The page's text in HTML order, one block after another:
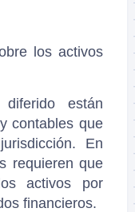
los activos
están
contables que
En
requieren que
activos por
financieros.